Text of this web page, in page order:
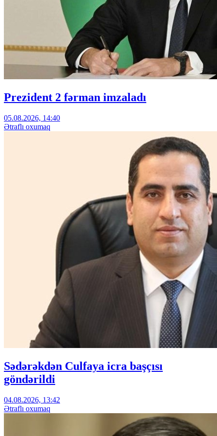
Prezident 2 fərman imzaladı
05.08.2026, 14:40
Ətraflı oxumaq
Sədərəkdən Culfaya icra başçısı
göndərildi
04.08.2026, 13:42
Ətraflı oxumaq